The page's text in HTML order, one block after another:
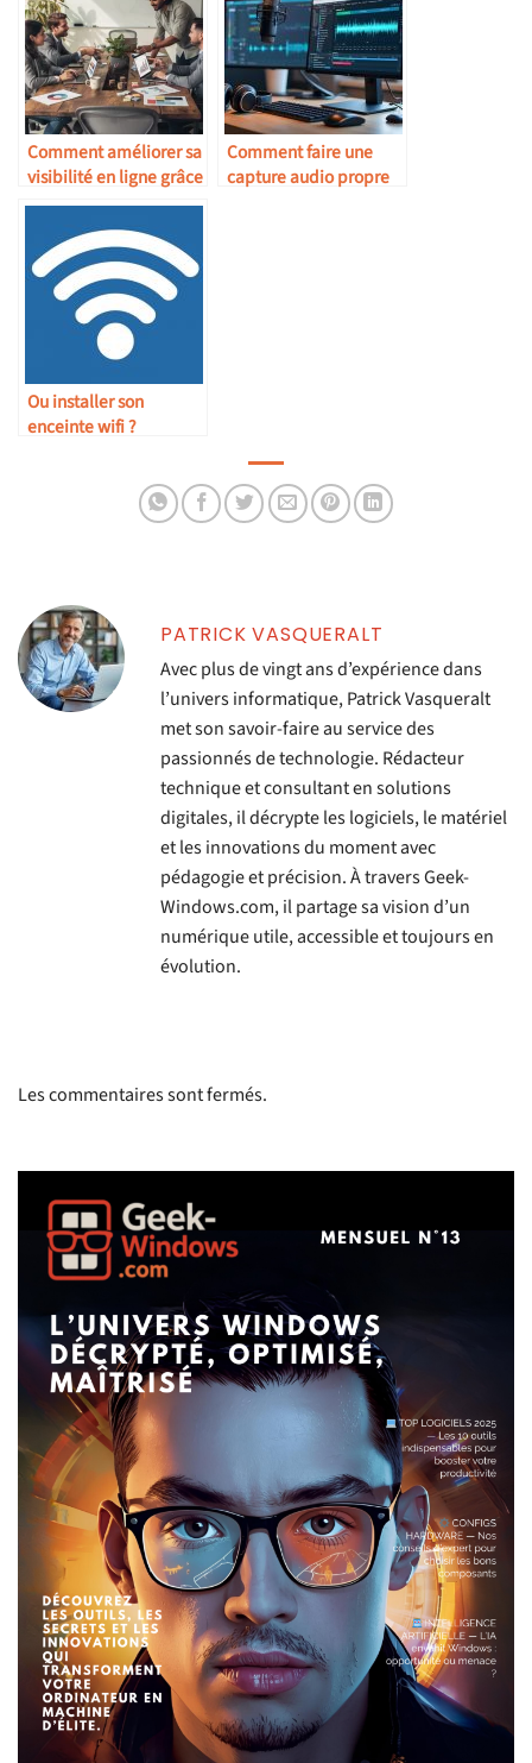
Comment améliorer sa
visibilité en ligne grâce
à une agence digitale
Comment faire une
capture audio propre
Ou installer son
enceinte wifi ?
PATRICK VASQUERALT
Avec plus de vingt ans d’expérience dans
l’univers informatique, Patrick Vasqueralt
met son savoir-faire au service des
passionnés de technologie. Rédacteur
technique et consultant en solutions
digitales, il décrypte les logiciels, le matériel
et les innovations du moment avec
pédagogie et précision. À travers Geek-
Windows.com, il partage sa vision d’un
numérique utile, accessible et toujours en
évolution.
Les commentaires sont fermés.